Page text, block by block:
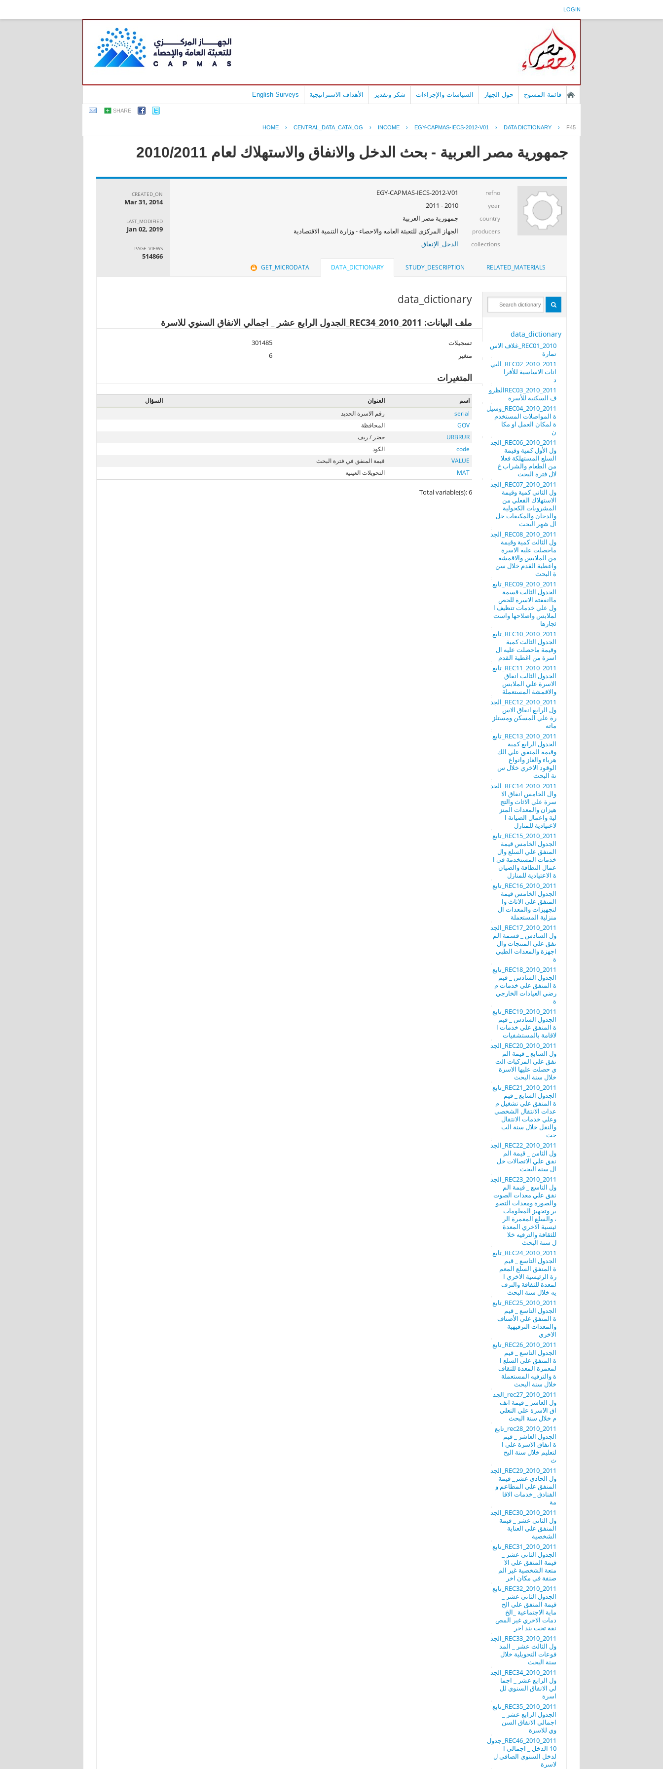
LOGIN
قائمة المسوح حول الجهاز السياسات والإجراءات شكر وتقدير الأهداف الاستراتيجية English Surveys
SHARE
HOME › CENTRAL_DATA_CATALOG › INCOME › EGY-CAPMAS-IECS-2012-V01 › DATA DICTIONARY › F45
جمهورية مصر العربية - بحث الدخل والانفاق والاستهلاك لعام 2010/2011
refno
EGY-CAPMAS-IECS-2012-V01
year
2010 - 2011
country جمهورية مصر العربية
producers الجهاز المركزى للتعبئة العامه والاحصاء - وزارة التنمية الاقتصادية
collections الدخل_الإنفاق
CREATED_ON
Mar 31, 2014
LAST_MODIFIED
Jan 02, 2019
PAGE_VIEWS
514866
RELATED_MATERIALS
STUDY_DESCRIPTION
DATA_DICTIONARY
GET_MICRODATA
data_dictionary
REC01_2010_غلاف الاس
تمارة
REC02_2010_2011_البي
انات الاساسية للأفرا
د
REC03_2010_2011الظرو
ف السكنية للأسرة
REC04_2010_2011_وسيل
ة المواصلات المستخدم
ة لمكان العمل او مكا
ن
REC06_2010_2011_الجد
ول الأول كمية وقيمة
السلع المستهلكة فعلا
من الطعام والشراب خ
لال فترة البحث
REC07_2010_2011_الجد
ول الثاني كمية وقيمة
الاستهلاك الفعلي من
المشروبات الكحولية
والدخان والمكيفات خل
ال شهر البحث
REC08_2010_2011_الجد
ول الثالث كمية وقيمة
ماحصلت عليه الاسرة
من الملابس والاقمشة
واغطية القدم خلال سن
ة البحث
REC09_2010_2011_تابع
الجدول الثالت قسمة
ماانفقته الاسرة للحص
ول علي خدمات تنظيف ا
لملابس واصلاحها واست
ئجارها
REC10_2010_2011_تابع
الجدول الثالث كمية
وقيمة ماحصلت عليه ال
اسرة من اغطية القدم
REC11_2010_2011_تابع
الجدول الثالت انفاق
الاسرة علي الملابس
والاقمشة المستعملة
REC12_2010_2011_الجد
ول الرابع انفاق الاس
رة علي المسكن ومستلز
ماته
REC13_2010_2011_تابع
الجدول الرابع كمية
وقيمة المنفق علي الك
هرباء والغاز وانواع
الوقود الاخري خلال س
نة البحث
REC14_2010_2011_الجد
وال الخامس انفاق الا
سرة علي الاثاث والتج
هيزان والمعدات المنز
لية واعمال الصيانة ا
لاعتيادية للمنازل
REC15_2010_2011_تابع
الجدول الخامس قيمة
المنفق علي السلع وال
خدمات المستخدمة في ا
عمال النظافة والصيان
ة الاعتيادية للمنازل
REC16_2010_2011_تابع
الجدول الخامس قيمة
المنفق علي الاثاث وا
لتجهيزات والمعدات ال
منزلية المستعملة
REC17_2010_2011_الجد
ول السادس _ قسمة الم
نفق علي المنتجات وال
اجهزة والمعدات الطبي
ة
REC18_2010_2011_تابع
الجدول السادس _ قيم
ة المنفق علي خدمات م
رضي العيادات الخارجي
ة
REC19_2010_2011_تابع
الجدول السادس _ قيم
ة المنفق علي خدمات ا
لاقامة بالمستشفيات
REC20_2010_2011_الجد
ول السابع _ قيمة الم
نفق علي المركبات الت
ي حصلت عليها الاسرة
خلال سنة البحث
REC21_2010_2011_تابع
الجدول السابع _ قيم
ة المنفق علي تشغيل م
عدات الانتقال الشخصي
وعلي خدمات الانتقال
والنقل خلال سنة الب
حث
REC22_2010_2011_الجد
ول الثامن _ قيمة الم
نفق علي الاتصالات خل
ال سنة البحث
REC23_2010_2011_الجد
ول التاسع _ قيمة الم
نفق علي معدات الصوت
والصورة ومعدات التصو
ير وتجهيز المعلومات
، والسلع المعمرة الر
ئيسية الاخري المعدة
للثقافة والترفيه خلا
ل سنة البحث
REC24_2010_2011_تابع
الجدول التاسع _ قيم
ة المنفق السلع المعم
رة الرئيسية الاخري ا
لمعدة للثقافة والترف
يه خلال سنة البحث
REC25_2010_2011_تابع
الجدول التاسع _ قيم
ة المنفق علي الأصناف
والمعدات الترفيهية
الاخري
REC26_2010_2011_تابع
الجدول التاسع _ قيم
ة المنفق علي السلع ا
لمعمرة المعدة للثقاف
ة والترفيه المستعملة
خلال سنة البحث
rec27_2010_2011_الجد
ول العاشر _ قيمة انف
اق الاسرة علي التعلي
م خلال سنة البحث
rec28_2010_2011_تابع
الجدول العاشر _ قيم
ة انفاق الاسرة علي ا
لتعليم خلال سنة البح
ث
REC29_2010_2011_الجد
ول الحادي عشر_ قيمة
المنفق علي المطاعم و
الفنادق _خدمات الاقا
مة
REC30_2010_2011_الجد
ول الثاني عشر _ قيمة
المنفق علي العناية
الشخصية
REC31_2010_2011_تابع
الجدول الثاني عشر _
قيمة المنفق علي الا
متعة الشخصية غير الم
صنفة في مكان اخر
REC32_2010_2011_تابع
الجدول الثاني عشر _
قيمة المنفق علي الح
ماية الاجتماعية _الخ
دمات الاخري غير المص
نفة تحت بند اخر
REC33_2010_2011_الجد
ول الثالث عشر _ المد
فوعات التحويلية خلال
سنة البحث
REC34_2010_2011_الجد
ول الرابع عشر _ اجما
لي الانفاق السنوي لل
اسرة
REC35_2010_2011_تابع
الجدول الرابع عشر _
اجمالي الانفاق السن
وي للاسرة
REC46_2010_2011_جدول
10 الدخل _ اجمالي ا
لدخل السنوي الصافي ل
لاسرة
data_dictionary
ملف البيانات: REC34_2010_2011_الجدول الرابع عشر _ اجمالي الانفاق السنوي للاسرة
تسجيلات
301485
متغير
6
المتغيرات
اسم العنوان
السؤال
serial
رقم الاسرة الجديد
GOV
المحافظة
URBRUR
حضر / ريف
code
الكود
VALUE
قيمة المنفق في فترة البحث
MAT
التحويلات العينية
Total variable(s): 6